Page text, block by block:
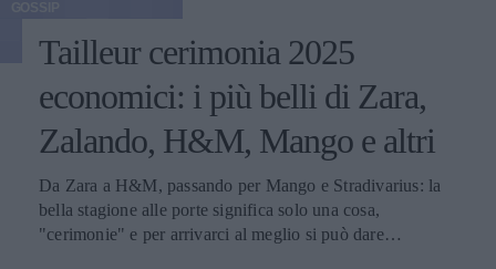
Tailleur cerimonia 2025
economici: i più belli di Zara,
Zalando, H&M, Mango e altri
Da Zara a H&M, passando per Mango e Stradivarius: la
bella stagione alle porte significa solo una cosa,
"cerimonie" e per arrivarci al meglio si può dare